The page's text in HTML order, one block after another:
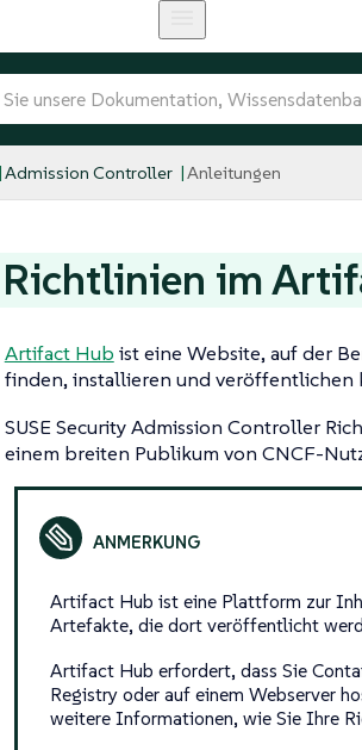
Admission Controller Anleitungen
Richtlinien im
Artifact Hub ist eine Website, auf der
finden, installieren und veröffentlichen
SUSE Security Admission Controller
einem breiten Publikum von CNCF-
Artifact Hub ist eine Plattform zur
Artefakte, die dort veröffentlicht
Artifact Hub erfordert, dass Sie
Registry oder auf einem Webserver
weitere Informationen, wie Sie Ihre